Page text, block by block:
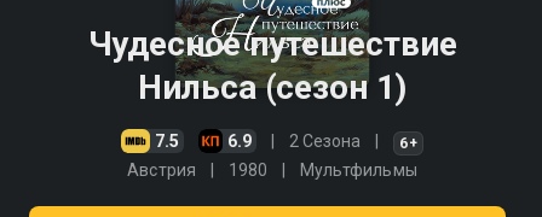
Чудесное путешествие
Нильса (сезон 1)
7.5 6.9 2 Сезона 6+
Австрия 1980 Мультфильмы